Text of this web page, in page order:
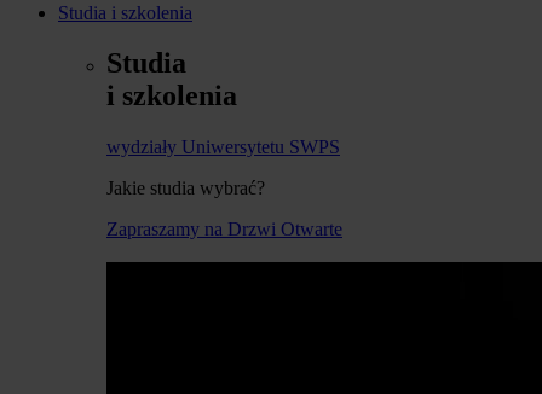
Studia i szkolenia
Studia
i szkolenia
wydziały Uniwersytetu SWPS
Jakie studia wybrać?
Zapraszamy na Drzwi Otwarte